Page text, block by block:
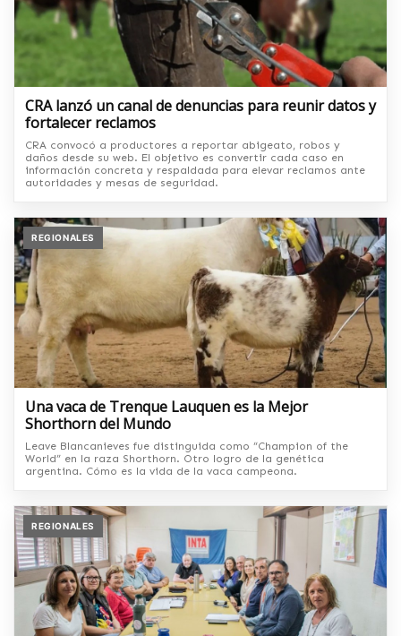
CRA lanzó un canal de denuncias para reunir datos y
fortalecer reclamos
CRA convocó a productores a reportar abigeato, robos y
daños desde su web. El objetivo es convertir cada caso en
información concreta y respaldada para elevar reclamos ante
autoridades y mesas de seguridad.
REGIONALES
Una vaca de Trenque Lauquen es la Mejor
Shorthorn del Mundo
Leave Blancanieves fue distinguida como “Champion of the
World” en la raza Shorthorn. Otro logro de la genética
argentina. Cómo es la vida de la vaca campeona.
REGIONALES